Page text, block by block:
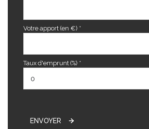
Votre apport (en €) *
Taux d'emprunt (%) *
ENVOYER